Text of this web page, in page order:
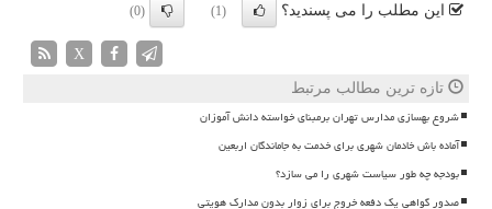
این مطلب را می پسندید؟ (1)
(0)
X
تازه ترین مطالب مرتبط
شروع بهسازی مدارس تهران برمبنای خواسته دانش آموزان
آماده باش خادمان شهری برای خدمت به جاماندگان اربعین
بودجه چه طور سیاست شهری را می سازد؟
صدور گواهی یک دفعه خروج برای زوار بدون مدارک هویتی